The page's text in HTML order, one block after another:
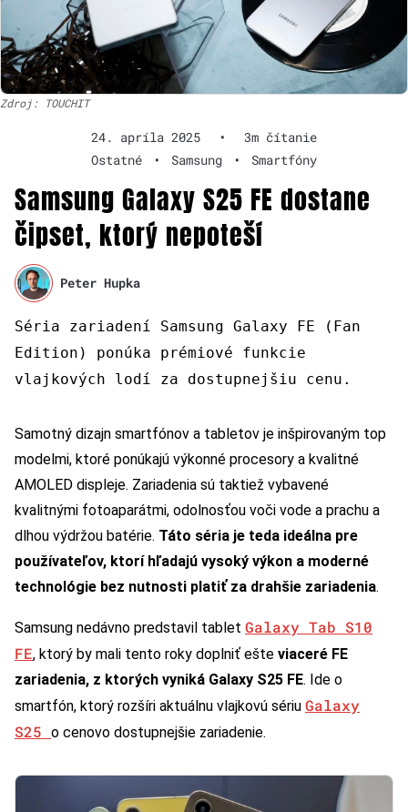
Zdroj: TOUCHIT
24. apríla 2025 •
3m čítanie
Ostatné
• Samsung • Smartfóny
Samsung Galaxy S25 FE dostane
čipset, ktorý nepoteší
Peter Hupka
Séria zariadení Samsung Galaxy FE (Fan
Edition) ponúka prémiové funkcie
vlajkových lodí za dostupnejšiu cenu.
Samotný dizajn smartfónov a tabletov je inšpirovaným top
modelmi, ktoré ponúkajú výkonné procesory a kvalitné
AMOLED displeje. Zariadenia sú taktiež vybavené
kvalitnými fotoaparátmi, odolnosťou voči vode a prachu a
dlhou výdržou batérie. Táto séria je teda ideálna pre
používateľov, ktorí hľadajú vysoký výkon a moderné
technológie bez nutnosti platiť za drahšie zariadenia.
Samsung nedávno predstavil tablet Galaxy Tab S10
FE, ktorý by mali tento roky doplniť ešte viaceré FE
zariadenia, z ktorých vyniká Galaxy S25 FE. Ide o
smartfón, ktorý rozšíri aktuálnu vlajkovú sériu Galaxy
S25 o cenovo dostupnejšie zariadenie.